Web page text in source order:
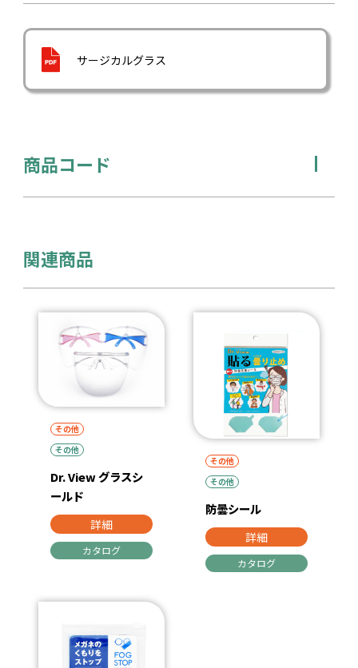
サージカルグラス
商品コード
関連商品
その他
その他
Dr. View グラスシ
ールド
詳細
カタログ
その他
その他
防曇シール
詳細
カタログ